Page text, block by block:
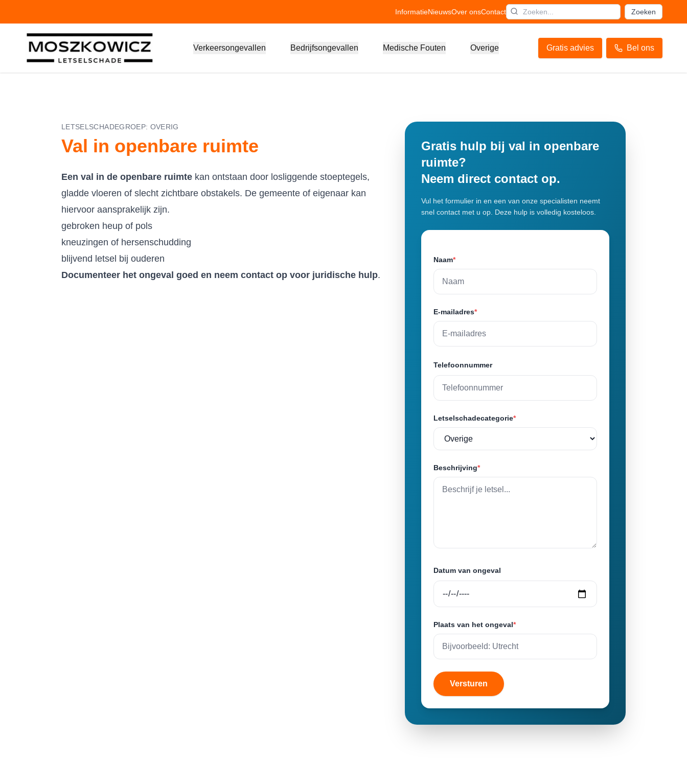
InformatieNieuwsOver onsContact Zoeken
Verkeersongevallen Bedrijfsongevallen Medische Fouten Overige Gratis advies Bel ons
LETSELSCHADEGROEP: OVERIG
Val in openbare ruimte
Een val in de openbare ruimte kan ontstaan door losliggende stoeptegels,
gladde vloeren of slecht zichtbare obstakels. De gemeente of eigenaar kan
hiervoor aansprakelijk zijn.
gebroken heup of pols
kneuzingen of hersenschudding
blijvend letsel bij ouderen
Documenteer het ongeval goed en neem contact op voor juridische hulp.
Gratis hulp bij val in openbare
ruimte?
Neem direct contact op.
Vul het formulier in en een van onze specialisten neemt
snel contact met u op. Deze hulp is volledig kosteloos.
Naam*
E-mailadres*
Telefoonnummer
Letselschadecategorie*
Beschrijving*
Datum van ongeval
Plaats van het ongeval*
Versturen